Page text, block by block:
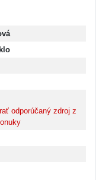
odporúčaný zdroj z